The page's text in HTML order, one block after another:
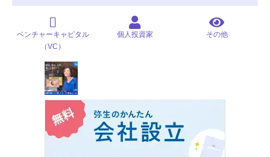
ベンチャーキャピタル
（VC）
個人投資家 その他